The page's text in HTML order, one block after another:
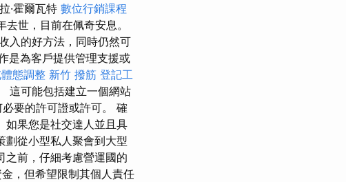
·霍爾瓦特 數位行銷課程
去世，目前在佩奇安息。
入的好方法，同時仍然可
是為客戶提供管理支援或
態調整 新竹 撥筋 登記工
這可能包括建立一個網站
要的許可證或許可。 確
如果您是社交達人並且具
劃從小型私人聚會到大型
之前，仔細考慮營運國的
，但希望限制其個人責任